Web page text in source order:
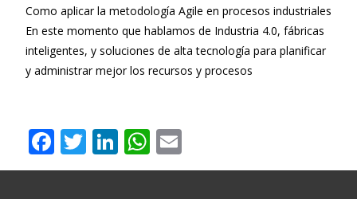
Como aplicar la metodología Agile en procesos industriales
En este momento que hablamos de Industria 4.0, fábricas
inteligentes, y soluciones de alta tecnología para planificar
y administrar mejor los recursos y procesos
F
ac
T
w
Li
n
W
h m